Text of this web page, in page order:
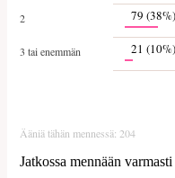
2 79 (38%)
3 tai enemmän 21 (10%)
Ääniä tähän mennessä: 204
Jatkossa mennään